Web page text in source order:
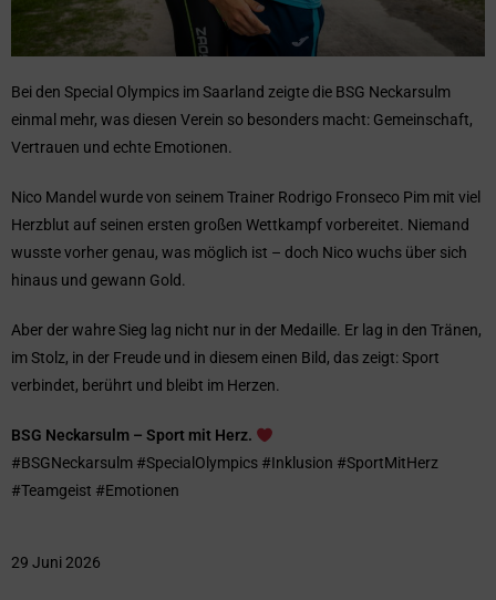
Bei den Special Olympics im Saarland zeigte die BSG Neckarsulm
einmal mehr, was diesen Verein so besonders macht: Gemeinschaft,
Vertrauen und echte Emotionen.
Nico Mandel wurde von seinem Trainer Rodrigo Fronseco Pim mit viel
Herzblut auf seinen ersten großen Wettkampf vorbereitet. Niemand
wusste vorher genau, was möglich ist – doch Nico wuchs über sich
hinaus und gewann Gold.
Aber der wahre Sieg lag nicht nur in der Medaille. Er lag in den Tränen,
im Stolz, in der Freude und in diesem einen Bild, das zeigt: Sport
verbindet, berührt und bleibt im Herzen.
BSG Neckarsulm – Sport mit Herz.
#BSGNeckarsulm #SpecialOlympics #Inklusion #SportMitHerz
#Teamgeist #Emotionen
29 Juni 2026